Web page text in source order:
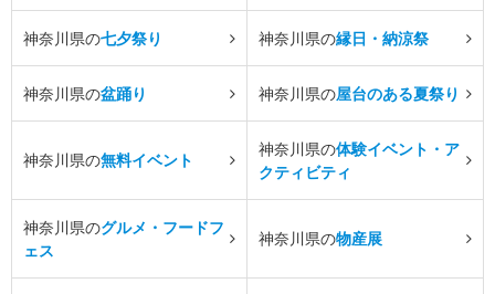
神奈川県の七夕祭り 神奈川県の縁日・納涼祭
神奈川県の盆踊り 神奈川県の屋台のある夏祭り
神奈川県の無料イベント
神奈川県の体験イベント・ア
クティビティ
神奈川県のグルメ・フードフ
ェス
神奈川県の物産展